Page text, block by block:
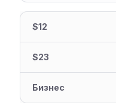
$12
$23
Бизнес